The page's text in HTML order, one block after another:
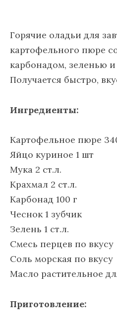
Горячие оладьи для
картофельного пюре
карбонадом, зеленью
Получается быстро,
Ингредиенты:
Картофельное пюре
Яйцо куриное 1 шт
Мука 2 ст.л.
Крахмал 2 ст.л.
Карбонад 100 г
Чеснок 1 зубчик
Зелень 1 ст.л.
Смесь перцев по вкусу
Соль морская по вкусу
Масло растительное
Приготовление: